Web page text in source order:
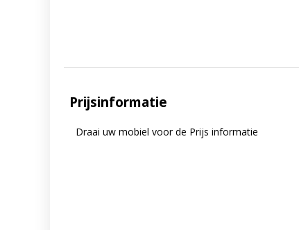
Prijsinformatie
Draai uw mobiel voor de Prijs informatie